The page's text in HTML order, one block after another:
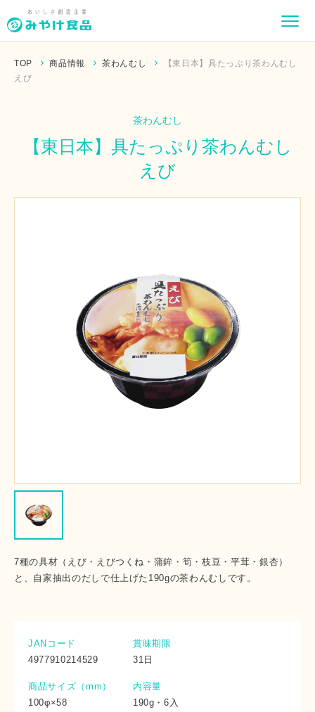
TOP 商品情報 茶わんむし
【東日本】具たっぷり茶わんむし
えび
茶わんむし
【東日本】具たっぷり茶わんむし
えび
7種の具材（えび・えびつくね・蒲鉾・筍・枝豆・平茸・銀杏）
と、自家抽出のだしで仕上げた190gの茶わんむしです。
JANコード
4977910214529
商品サイズ（mm）
100φ×58
賞味期限
31日
内容量
190g・6入